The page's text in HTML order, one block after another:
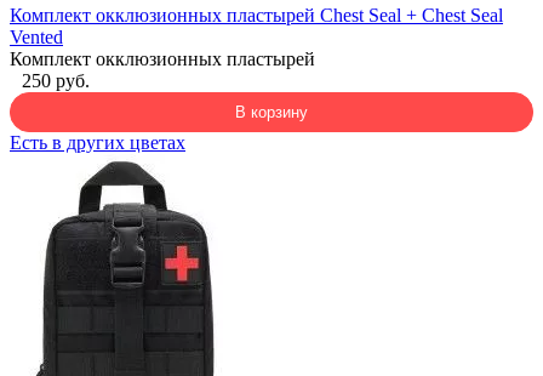
Комплект окклюзионных пластырей Chest Seal + Chest Seal
Vented
Комплект окклюзионных пластырей
250 руб.
В корзину
Есть в других цветах